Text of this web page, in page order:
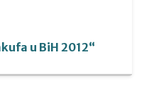
u BiH 2012“